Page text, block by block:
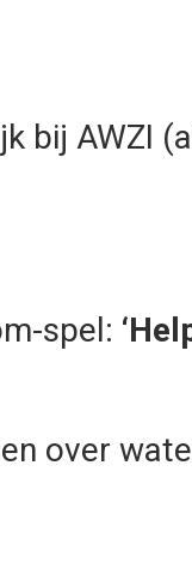
bij AWZI
spel:
over